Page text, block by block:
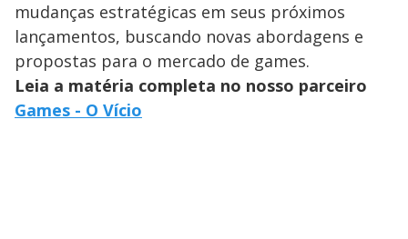
mudanças estratégicas em seus próximos
lançamentos, buscando novas abordagens e
propostas para o mercado de games.
Leia a matéria completa no nosso parceiro
Games - O Vício